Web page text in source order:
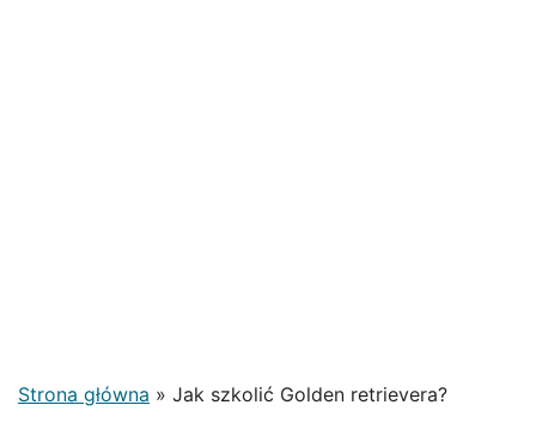
Strona główna » Jak szkolić Golden retrievera?